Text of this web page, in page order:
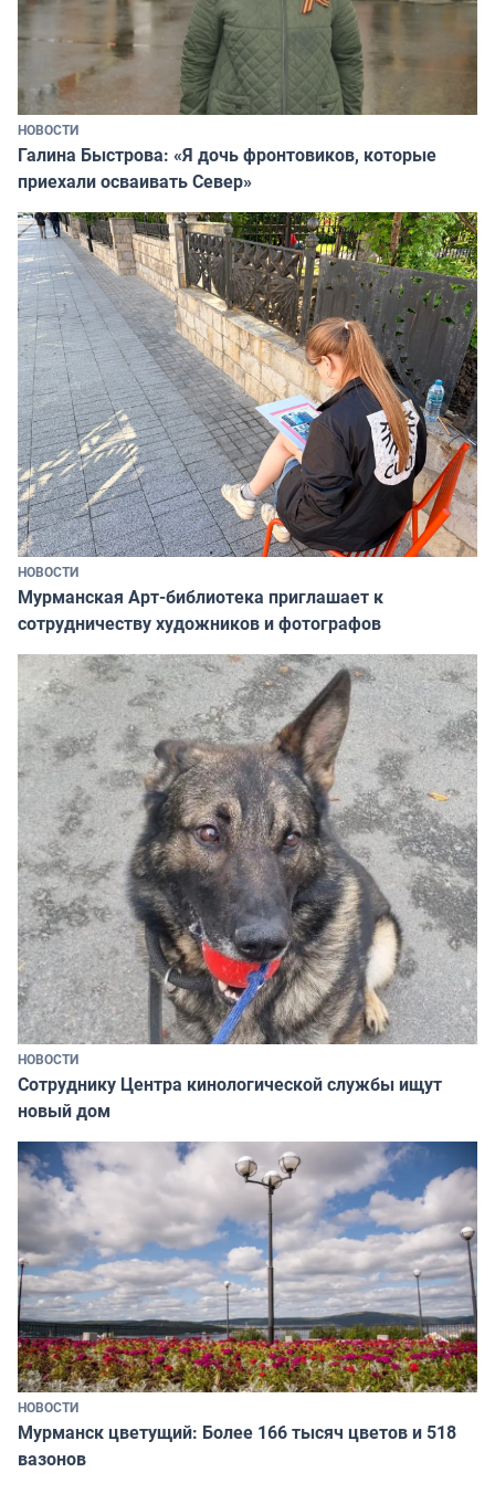
НОВОСТИ
Галина Быстрова: «Я дочь фронтовиков, которые
приехали осваивать Север»
НОВОСТИ
Мурманская Арт-библиотека приглашает к
сотрудничеству художников и фотографов
НОВОСТИ
Сотруднику Центра кинологической службы ищут
новый дом
НОВОСТИ
Мурманск цветущий: Более 166 тысяч цветов и 518
вазонов